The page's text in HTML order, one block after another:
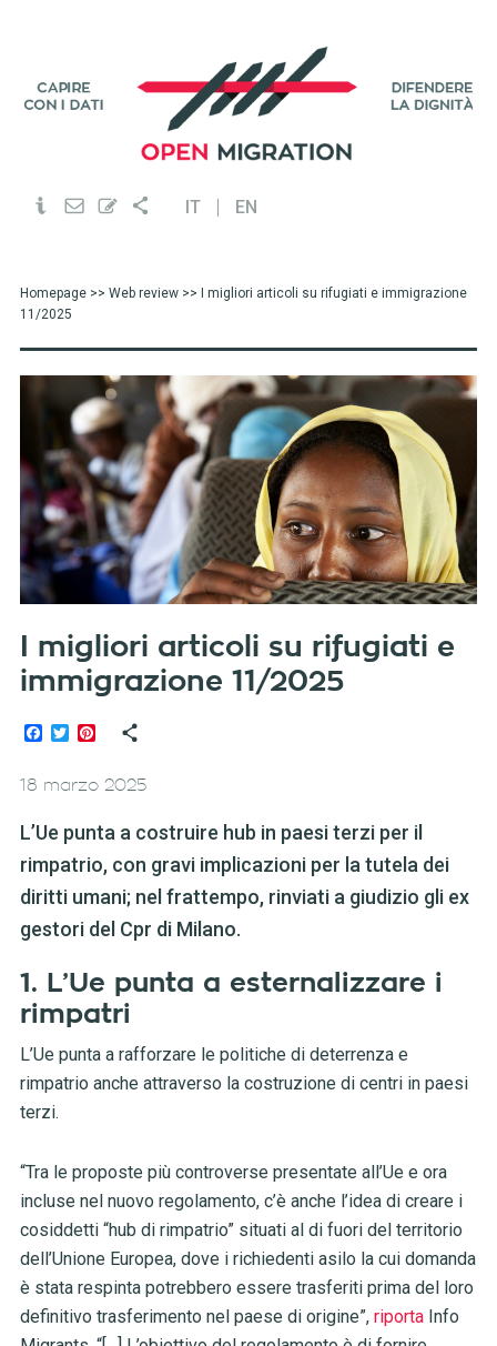
IT EN
Homepage>> Web review>> I migliori articoli su rifugiati e immigrazione
11/2025
I migliori articoli su rifugiati e
immigrazione 11/2025
Facebook
TwitterPinterest
18 marzo 2025
L’Ue punta a costruire hub in paesi terzi per il
rimpatrio, con gravi implicazioni per la tutela dei
diritti umani; nel frattempo, rinviati a giudizio gli ex
gestori del Cpr di Milano.
1. L’Ue punta a esternalizzare i
rimpatri
L’Ue punta a rafforzare le politiche di deterrenza e
rimpatrio anche attraverso la costruzione di centri in paesi
terzi.
“Tra le proposte più controverse presentate all’Ue e ora
incluse nel nuovo regolamento, c’è anche l’idea di creare i
cosiddetti “hub di rimpatrio” situati al di fuori del territorio
dell’Unione Europea, dove i richiedenti asilo la cui domanda
è stata respinta potrebbero essere trasferiti prima del loro
definitivo trasferimento nel paese di origine”, riportaInfo